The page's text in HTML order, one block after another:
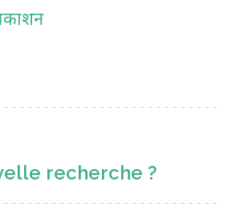
recherche ?